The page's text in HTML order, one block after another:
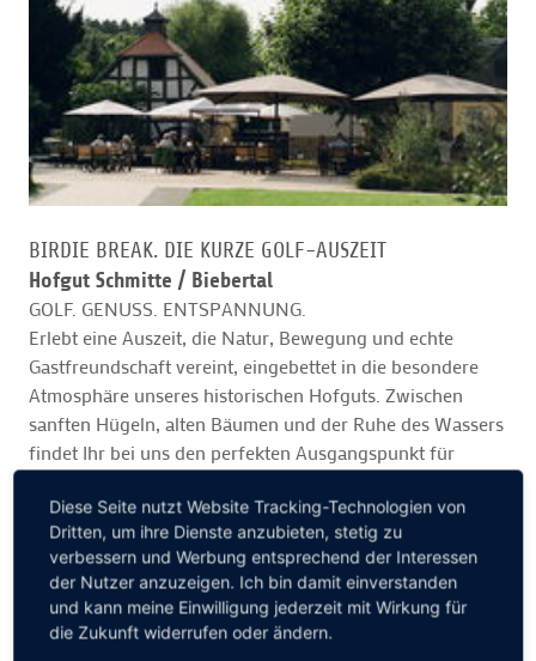
BIRDIE BREAK. DIE KURZE GOLF-AUSZEIT
Hofgut Schmitte / Biebertal
GOLF. GENUSS. ENTSPANNUNG.
Erlebt eine Auszeit, die Natur, Bewegung und echte
Gastfreundschaft vereint, eingebettet in die besondere
Atmosphäre unseres historischen Hofguts. Zwischen
sanften Hügeln, alten Bäumen und der Ruhe des Wassers
findet Ihr bei uns den perfekten Ausgangspunkt für
Mittelhessens liegen nur wenige Autominuten entfernt,
und nach der Runde erwartet Euch ein Ort zum
Ankommen, Durchatmen und Genießen. 2
Übernachtungen im Doppelzimmer Komfort, Tägliches
Frühstück mit frischen, regionalen Produkten,
Diese Seite nutzt Website Tracking-Technologien von
Dritten, um ihre Dienste anzubieten, stetig zu
verbessern und Werbung entsprechend der Interessen
der Nutzer anzuzeigen. Ich bin damit einverstanden
und kann meine Einwilligung jederzeit mit Wirkung für
die Zukunft widerrufen oder ändern.